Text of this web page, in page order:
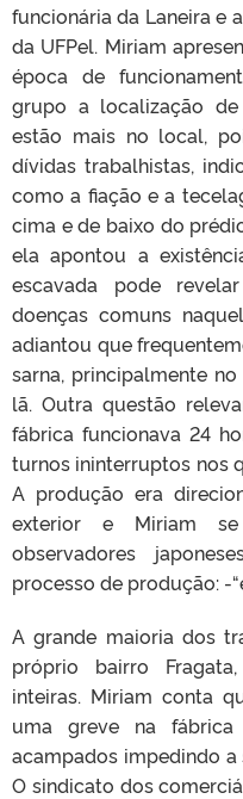
funcionária da Laneira e
da UFPel. Miriam
época de
grupo a localização
estão mais no local,
dívidas trabalhistas,
como a fiação e a
cima e de baixo do
ela apontou a
escavada pode
doenças comuns
adiantou que
sarna, principalmente
lã. Outra questão
fábrica funcionava 24
turnos ininterruptos nos
A produção era
exterior e Miriam
observadores
processo de produção: -
A grande maioria dos
próprio bairro
inteiras. Miriam conta
uma greve na
acampados impedindo
O sindicato dos